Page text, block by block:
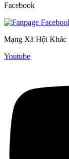
Facebook
Mạng Xã Hội Khác
Youtube